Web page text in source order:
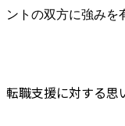
ントの双方に強みを
転職支援に対する思